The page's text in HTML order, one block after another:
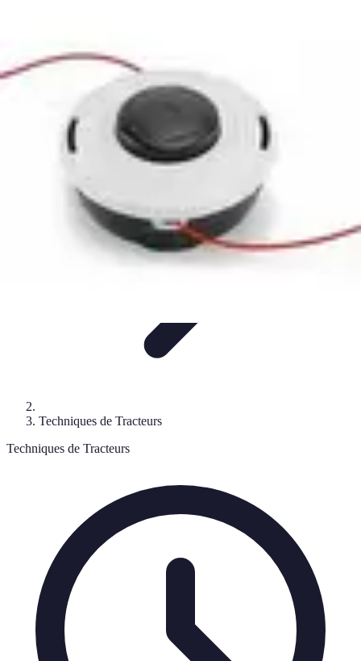
Pièces Détachées Tracteur
Techniques de Tracteurs
Techniques de Tracteurs